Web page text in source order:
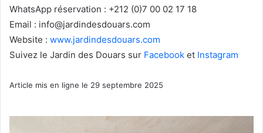
WhatsApp réservation : +212 (0)7 00 02 17 18
Email : info@jardindesdouars.com
Website : www.jardindesdouars.com
Suivez le Jardin des Douars sur Facebook et Instagram
Article mis en ligne le 29 septembre 2025